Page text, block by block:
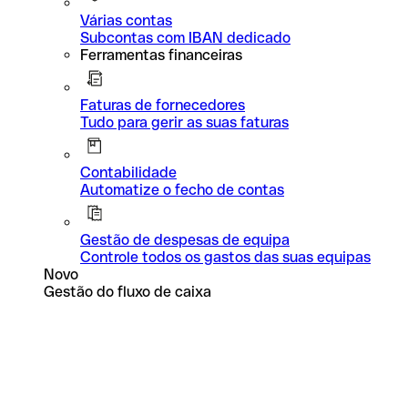
Várias contas
Subcontas com IBAN dedicado
Ferramentas financeiras
Faturas de fornecedores
Tudo para gerir as suas faturas
Contabilidade
Automatize o fecho de contas
Gestão de despesas de equipa
Controle todos os gastos das suas equipas
Novo
Gestão do fluxo de caixa